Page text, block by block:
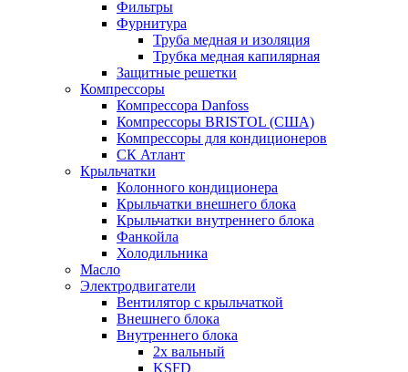
Фильтры
Фурнитура
Труба медная и изоляция
Трубка медная капилярная
Защитные решетки
Компрессоры
Компрессора Danfoss
Компрессоры BRISTOL (США)
Компрессоры для кондиционеров
СК Атлант
Крыльчатки
Колонного кондиционера
Крыльчатки внешнего блока
Крыльчатки внутреннего блока
Фанкойла
Холодильника
Масло
Электродвигатели
Вентилятор с крыльчаткой
Внешнего блока
Внутреннего блока
2х вальный
KSFD